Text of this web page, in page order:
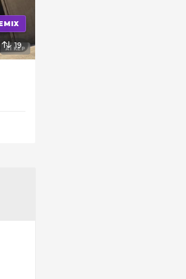
19
AI KÉP